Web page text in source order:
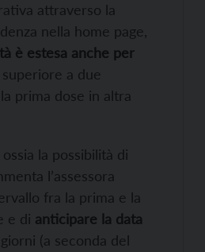
attraverso la
nella home page,
è estesa anche per
a due
prima dose in altra
la possibilità di
l’assessora
fra la prima e la
e di anticipare la data
(a seconda del